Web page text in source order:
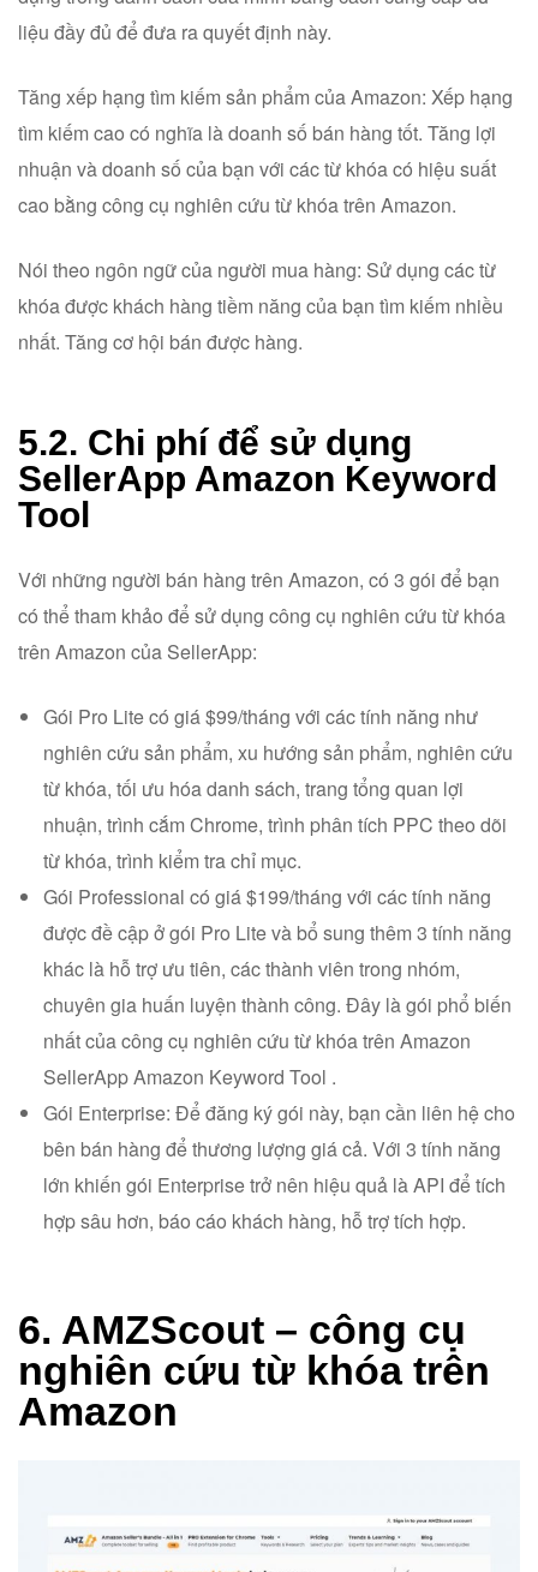
liệu đầy đủ để đưa ra quyết định này.
Tăng xếp hạng tìm kiếm sản phẩm của Amazon: Xếp hạng
tìm kiếm cao có nghĩa là doanh số bán hàng tốt. Tăng lợi
nhuận và doanh số của bạn với các từ khóa có hiệu suất
cao bằng công cụ nghiên cứu từ khóa trên Amazon.
Nói theo ngôn ngữ của người mua hàng: Sử dụng các từ
khóa được khách hàng tiềm năng của bạn tìm kiếm nhiều
nhất. Tăng cơ hội bán được hàng.
5.2. Chi phí để sử dụng
SellerApp Amazon Keyword
Tool
Với những người bán hàng trên Amazon, có 3 gói để bạn
có thể tham khảo để sử dụng công cụ nghiên cứu từ khóa
trên Amazon của SellerApp:
Gói Pro Lite có giá $99/tháng với các tính năng như
nghiên cứu sản phẩm, xu hướng sản phẩm, nghiên cứu
từ khóa, tối ưu hóa danh sách, trang tổng quan lợi
nhuận, trình cắm Chrome, trình phân tích PPC theo dõi
từ khóa, trình kiểm tra chỉ mục.
Gói Professional có giá $199/tháng với các tính năng
được đề cập ở gói Pro Lite và bổ sung thêm 3 tính năng
khác là hỗ trợ ưu tiên, các thành viên trong nhóm,
chuyên gia huấn luyện thành công. Đây là gói phổ biến
nhất của công cụ nghiên cứu từ khóa trên Amazon
SellerApp Amazon Keyword Tool .
Gói Enterprise: Để đăng ký gói này, bạn cần liên hệ cho
bên bán hàng để thương lượng giá cả. Với 3 tính năng
lớn khiến gói Enterprise trở nên hiệu quả là API để tích
hợp sâu hơn, báo cáo khách hàng, hỗ trợ tích hợp.
6. AMZScout – công cụ
nghiên cứu từ khóa trên
Amazon